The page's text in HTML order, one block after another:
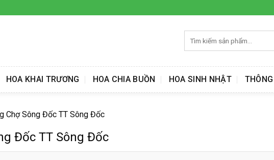
kiếm:
HOA KHAI TRƯƠNG HOA CHIA BUỒN HOA SINH NHẬT
Chợ Sông Đốc TT Sông Đốc
Đốc TT Sông Đốc